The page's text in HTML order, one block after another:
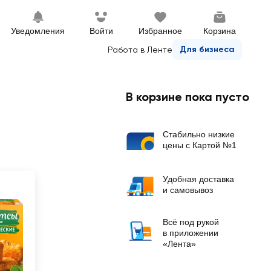
Уведомления Войти Избранное
Корзина
Работа в Ленте
Для бизнеса
В корзине пока пусто
Стабильно низкие
цены с Картой №1
Удобная доставка
и самовывоз
Всё под рукой
в приложении
«Лента»